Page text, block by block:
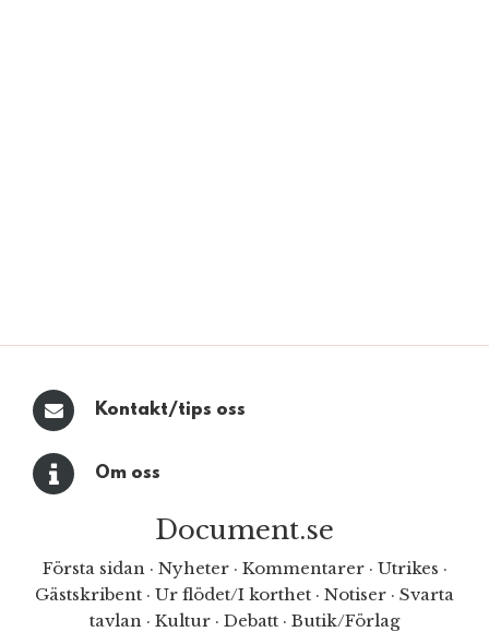
Kontakt/tips oss
Om oss
Document.se
Första sidan· Nyheter· Kommentarer· Utrikes ·
Gästskribent · Ur flödet/I korthet · Notiser · Svarta
tavlan · Kultur · Debatt · Butik/Förlag